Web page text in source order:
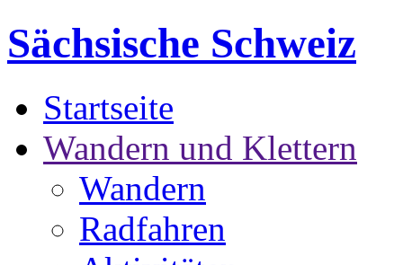
Sächsische Schweiz
Startseite
Wandern und Klettern
Wandern
Radfahren